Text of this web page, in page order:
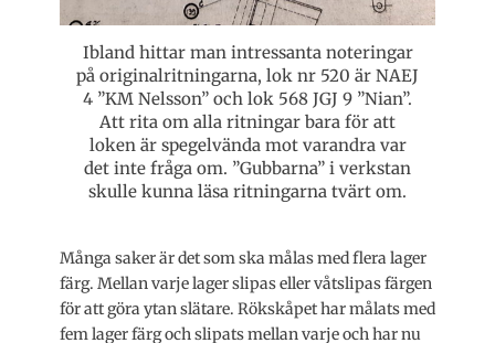
Ibland hittar man intressanta noteringar
på originalritningarna, lok nr 520 är NAEJ
4 ”KM Nelsson” och lok 568 JGJ 9 ”Nian”.
Att rita om alla ritningar bara för att
loken är spegelvända mot varandra var
det inte fråga om. ”Gubbarna” i verkstan
skulle kunna läsa ritningarna tvärt om.
Många saker är det som ska målas med flera lager
färg. Mellan varje lager slipas eller våtslipas färgen
för att göra ytan slätare. Rökskåpet har målats med
fem lager färg och slipats mellan varje och har nu